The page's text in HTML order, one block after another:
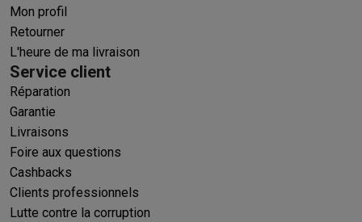
Mon profil
Retourner
L'heure de ma livraison
Service client
Réparation
Garantie
Livraisons
Foire aux questions
Cashbacks
Clients professionnels
Lutte contre la corruption